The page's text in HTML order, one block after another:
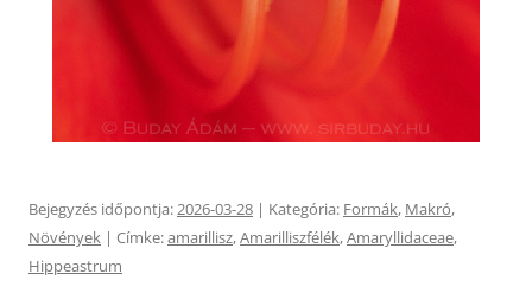
Bejegyzés időpontja:2026-03-28 | Kategória: Formák, Makró,
Növények | Címke:amarillisz,Amarilliszfélék,Amaryllidaceae,
Hippeastrum